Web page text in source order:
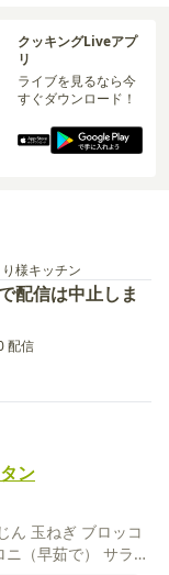
クッキングLiveアプ
リ
ライブを見るなら今
すぐダウンロード！
様キッチン
配信は中止しま
配信
ン
ん 玉ねぎ ブロッコ
ニ（早茹で） サラダ